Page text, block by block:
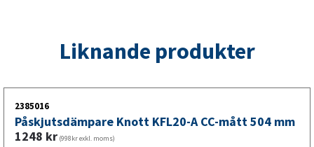
Liknande produkter
2385016
Påskjutsdämpare Knott KFL20-A CC-mått 504 mm
1248 kr (998kr exkl. moms)